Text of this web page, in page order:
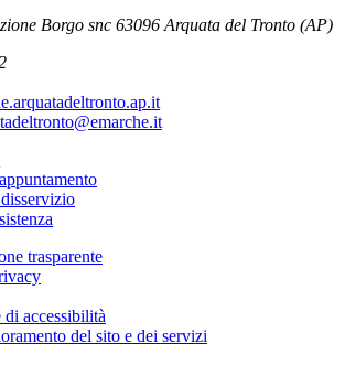
Borgo snc 63096 Arquata del Tronto (AP)
trasparente
accessibilità
del sito e dei servizi